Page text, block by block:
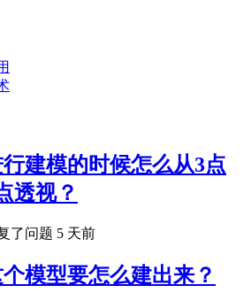
建模的时候怎么从3点
透视？
了问题 5 天前
模型要怎么建出来？